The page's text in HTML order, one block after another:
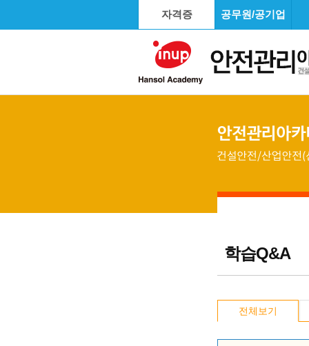
자격증 공무원/공기업
학습Q&A
전체보기